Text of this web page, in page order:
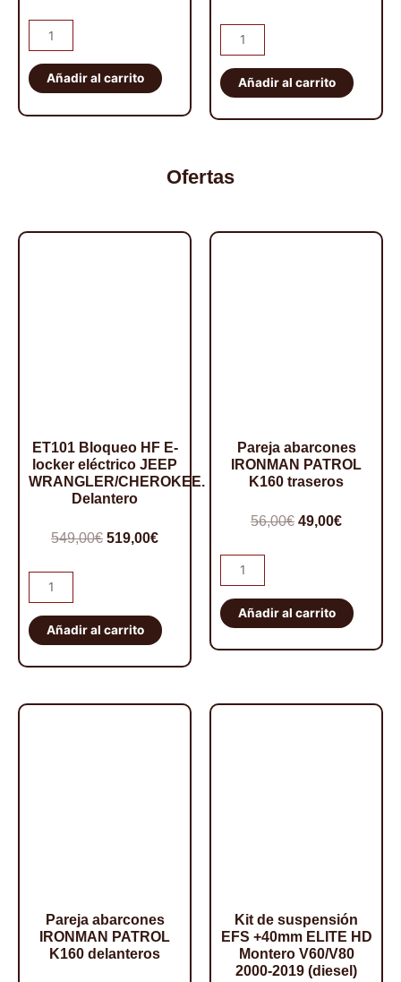
Baca
2100mm
x
1430mm
Rhino
Añadir al carrito
Barras
de
techo
Rhino-
Rack
Añadir al carrito
Ofertas
ET101 Bloqueo HF E-
locker eléctrico JEEP
WRANGLER/CHEROKEE.
Delantero
549,00€ El
era:
549,00€.
519,00€El
519,00€.
ET101
Bloqueo
HF
E-
locker
Añadir al carrito
Pareja abarcones
IRONMAN PATROL
K160 traseros
56,00€ El
era:
56,00€.
49,00€El
es:
49,00€.
Pareja
abarcones
IRONMAN
PATROL
K160
Añadir al carrito
Pareja abarcones
IRONMAN PATROL
K160 delanteros
Kit de suspensión
EFS +40mm ELITE HD
Montero V60/V80
2000-2019 (diesel)